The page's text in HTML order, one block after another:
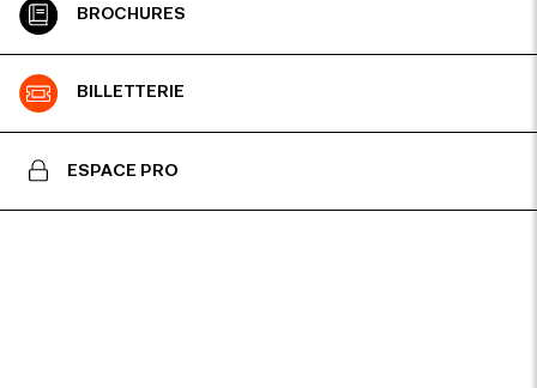
BROCHURES
BILLETTERIE
ESPACE PRO